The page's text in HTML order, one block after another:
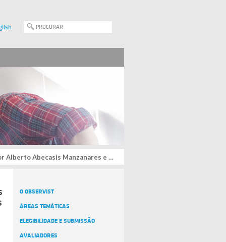
e Professor João Arménio Correia Martins
O OBSERVIST
ÁREAS TEMÁTICAS
ELEGIBILIDADE E SUBMISSÃO
AVALIADORES